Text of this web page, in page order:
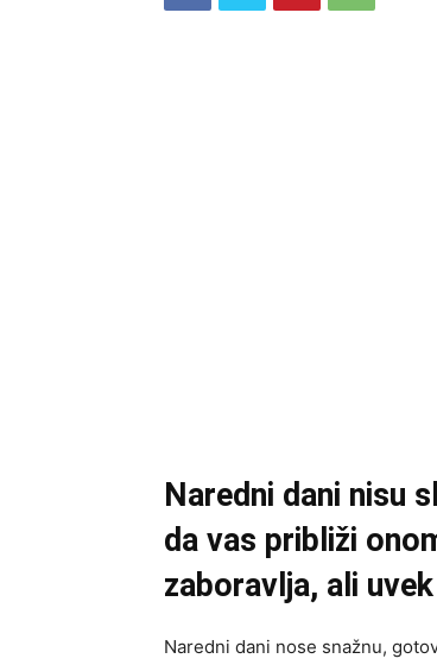
Naredni dani nisu
da vas približi
zaboravlja, ali
Naredni dani nose snažnu,